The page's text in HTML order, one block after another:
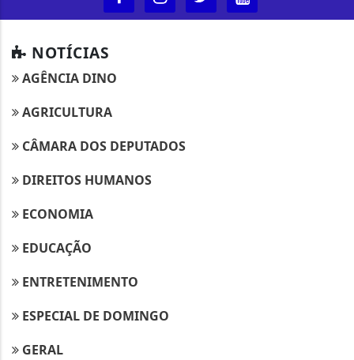
NOTÍCIAS
AGÊNCIA DINO
AGRICULTURA
CÂMARA DOS DEPUTADOS
DIREITOS HUMANOS
ECONOMIA
EDUCAÇÃO
ENTRETENIMENTO
ESPECIAL DE DOMINGO
GERAL